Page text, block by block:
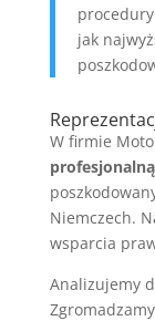
jak
W firmie
Niemczech.
wsparcia
Analizujemy